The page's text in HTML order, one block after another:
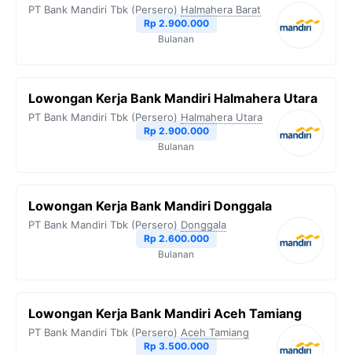
PT Bank Mandiri Tbk (Persero) Halmahera Barat
Rp 2.900.000
Bulanan
Lowongan Kerja Bank Mandiri Halmahera Utara
PT Bank Mandiri Tbk (Persero) Halmahera Utara
Rp 2.900.000
Bulanan
Lowongan Kerja Bank Mandiri Donggala
PT Bank Mandiri Tbk (Persero) Donggala
Rp 2.600.000
Bulanan
Lowongan Kerja Bank Mandiri Aceh Tamiang
PT Bank Mandiri Tbk (Persero) Aceh Tamiang
Rp 3.500.000